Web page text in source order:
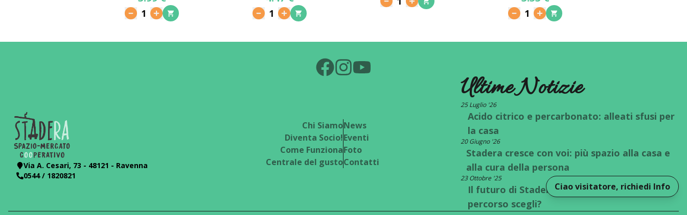
1 1 1
Ciao visitatore, richiedi Info
Via A. Cesari, 73 - 48121 - Ravenna
0544 / 1820821
Chi Siamo
Diventa Socio!
Come Funziona
Centrale del gusto
News
Eventi
Foto
Contatti
Ultime Notizie
25 Luglio '26
Acido citrico e percarbonato: alleati sfusi per
la casa
20 Giugno '26
Stadera cresce con voi: più spazio alla casa e
alla cura della persona
23 Ottobre '25
Il futuro di Stadera è a un bivio: quale
percorso scegli?